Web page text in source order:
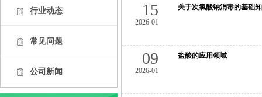
15
2026-01
关于次氯酸钠消毒的基础
09
2026-01
盐酸的应用领域
行业动态
常见问题
公司新闻